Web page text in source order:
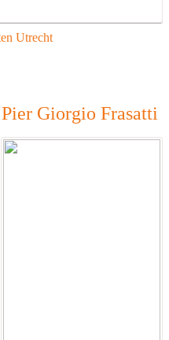
Utrecht
Giorgio Frasatti